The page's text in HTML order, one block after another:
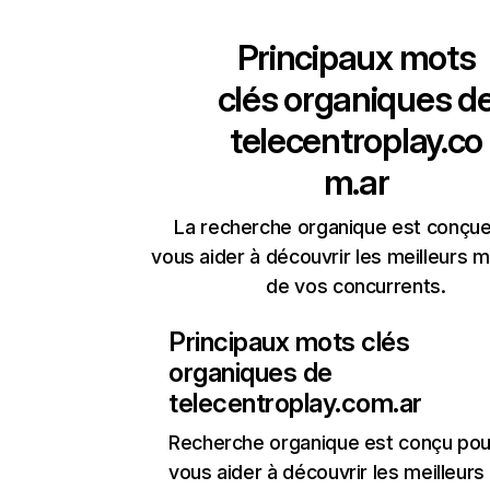
Principaux mots
clés organiques
telecentroplay.co
m.ar
La recherche organique est
vous aider à découvrir les meilleurs
de vos concurrents.
Principaux mots clés
organiques de
telecentroplay.com.ar
Recherche organique est conçu
vous aider à découvrir les